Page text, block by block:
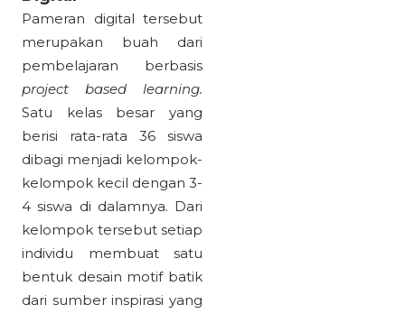
Pameran digital tersebut
merupakan buah dari
pembelajaran berbasis
project based learning.
Satu kelas besar yang
berisi rata-rata 36 siswa
dibagi menjadi kelompok-
kelompok kecil dengan 3-
4 siswa di dalamnya. Dari
kelompok tersebut setiap
individu membuat satu
bentuk desain motif batik
dari sumber inspirasi yang